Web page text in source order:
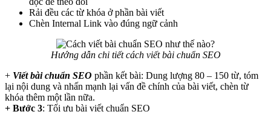
Rải đều các từ khóa ở phần bài viết
Chèn Internal Link vào đúng ngữ cảnh
Hướng dẫn chi tiết cách viết bài chuẩn SEO
+ Viết bài chuẩn SEO phần kết bài: Dung lượng 80 – 150 từ, tóm
lại nội dung và nhấn mạnh lại vấn đề chính của bài viết, chèn từ
khóa thêm một lần nữa.
+ Bước 3: Tối ưu bài viết chuẩn SEO